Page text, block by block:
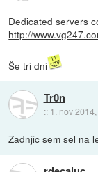
Dedicated servers
http://
Še tri dni
Tr0n
:: 1. nov
Zadnjic sem sel na